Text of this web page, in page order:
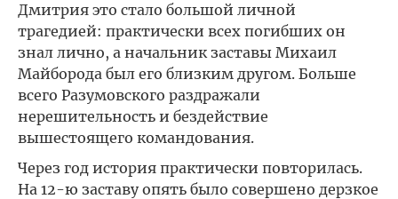
Дмитрия это стало большой личной
трагедией: практически всех погибших он
знал лично, а начальник заставы Михаил
Майборода был его близким другом. Больше
всего Разумовского раздражали
нерешительность и бездействие
вышестоящего командования.
Через год история практически повторилась.
На 12-ю заставу опять было совершено дерзкое